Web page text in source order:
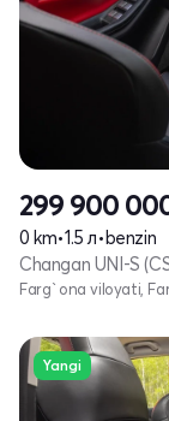
299 900
0 km•1.5 л•benzin
Changan UNI-S
Farg`ona viloyati,
Yangi